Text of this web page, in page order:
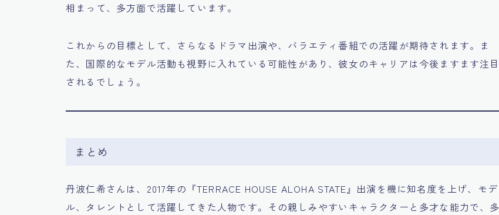
相まって、多方面で活躍しています。
これからの目標として、さらなるドラマ出演や、バラエティ番組での活躍が期待されます。ま
た、国際的なモデル活動も視野に入れている可能性があり、彼女のキャリアは今後ますます注目
されるでしょう。
まとめ
丹波仁希さんは、2017年の『TERRACE HOUSE ALOHA STATE』出演を機に知名度を上げ、モデ
ル、タレントとして活躍してきた人物です。その親しみやすいキャラクターと多才な能力で、多